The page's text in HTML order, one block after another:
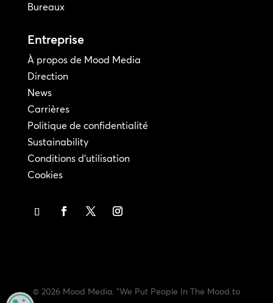
Bureaux
Entreprise
À propos de Mood Media
Direction
News
Carrières
Politique de confidentialité
Sustainability
Conditions d'utilisation
Cookies
© 2026 Mood Media. "We Put People In The Mood to